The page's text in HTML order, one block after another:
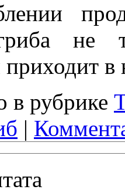
не
приходит
в рубрике
|